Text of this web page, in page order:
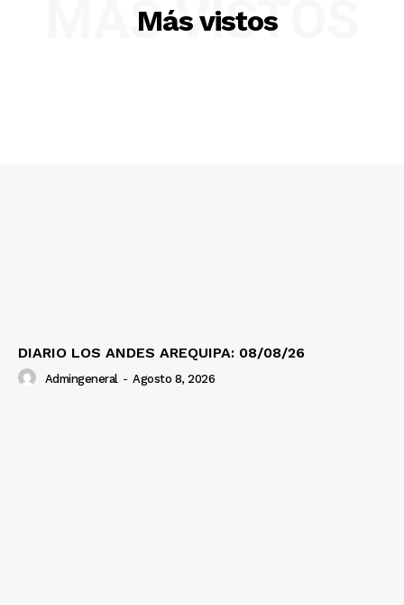
Diario los Andes
Más vistos
MÁS VISTOS
DIARIO LOS ANDES AREQUIPA: 08/08/26
Admingeneral - Agosto 8, 2026